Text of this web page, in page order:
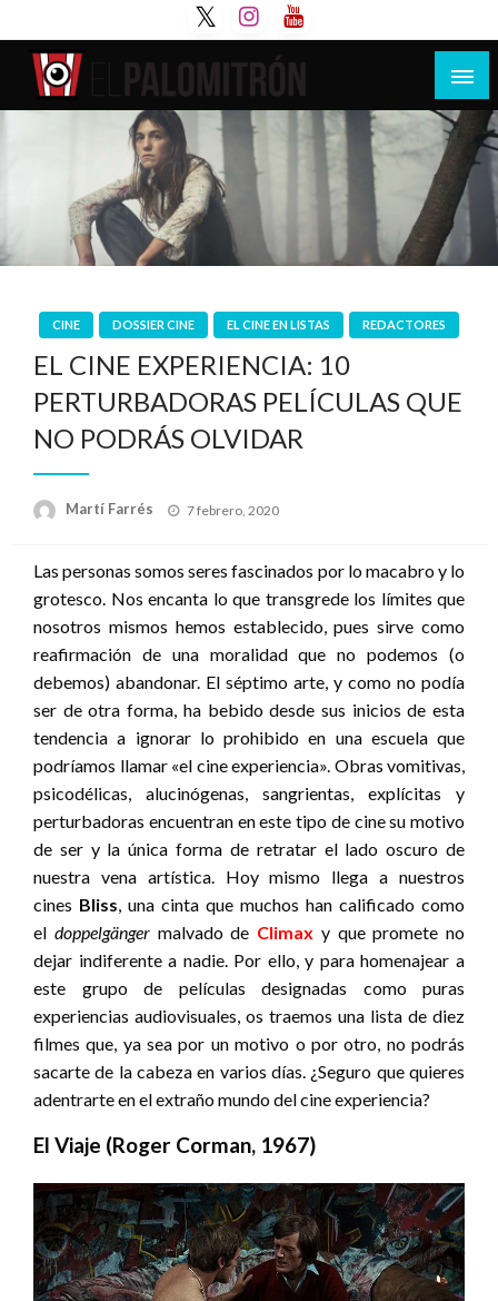
al
contenido
El Palomitrón
Tu espacio de la industria de cine española y
latinoamericana
CINE DOSSIER CINE EL CINE EN LISTAS REDACTORES
EL CINE EXPERIENCIA: 10
PERTURBADORAS PELÍCULAS QUE
NO PODRÁS OLVIDAR
Martí Farrés
Publicado
7 febrero, 2020
Las personas somos seres fascinados por lo macabro y lo
grotesco. Nos encanta lo que transgrede los límites que
nosotros mismos hemos establecido, pues sirve como
reafirmación de una moralidad que no podemos (o
debemos) abandonar. El séptimo arte, y como no podía
ser de otra forma, ha bebido desde sus inicios de esta
tendencia a ignorar lo prohibido en una escuela que
podríamos llamar «el cine experiencia». Obras vomitivas,
psicodélicas, alucinógenas, sangrientas, explícitas y
perturbadoras encuentran en este tipo de cine su motivo
de ser y la única forma de retratar el lado oscuro de
nuestra vena artística. Hoy mismo llega a nuestros
cines Bliss, una cinta que muchos han calificado como
el doppelgänger malvado de Climax y que promete no
dejar indiferente a nadie. Por ello, y para homenajear a
este grupo de películas designadas como puras
experiencias audiovisuales, os traemos una lista de diez
filmes que, ya sea por un motivo o por otro, no podrás
sacarte de la cabeza en varios días. ¿Seguro que quieres
adentrarte en el extraño mundo del cine experiencia?
El Viaje (Roger Corman, 1967)